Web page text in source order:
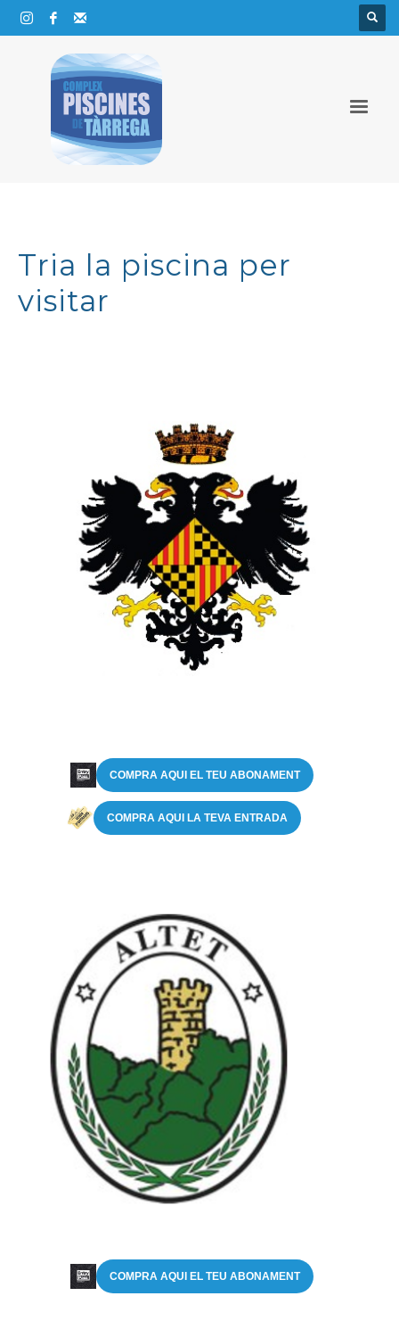
Tria la piscina per
visitar
COMPRA AQUI EL TEU ABONAMENT
COMPRA AQUI LA TEVA ENTRADA
COMPRA AQUI EL TEU ABONAMENT